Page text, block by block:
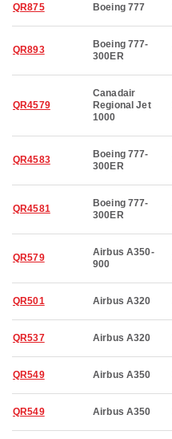
QR875 Boeing 777
QR893
Boeing 777-
300ER
QR4579
Canadair
Regional Jet
1000
QR4583
Boeing 777-
300ER
QR4581
Boeing 777-
300ER
QR579
Airbus A350-
900
QR501 Airbus A320
QR537 Airbus A320
QR549 Airbus A350
QR549 Airbus A350